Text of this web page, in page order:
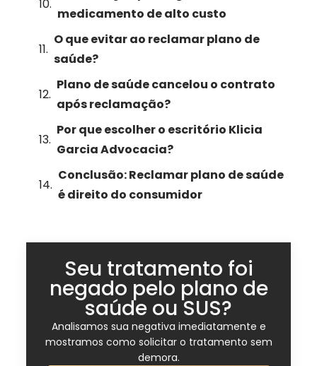
medicamento de alto custo
O que evitar ao reclamar plano de
saúde?
Plano de saúde cancelou o contrato
após reclamação?
Por que escolher o escritório Klicia
Garcia Advocacia?
Conclusão: Reclamar plano de saúde
é direito do consumidor
Seu tratamento foi
negado pelo plano de
saúde ou SUS?
Analisamos sua negativa imediatamente e
mostramos como solicitar o tratamento sem
demora.